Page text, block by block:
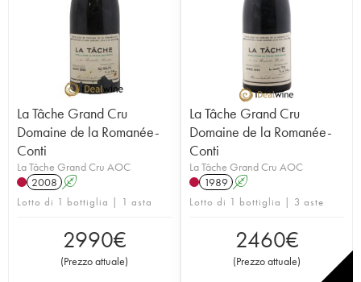
La Tâche Grand Cru
Domaine de la Romanée-
Conti
La Tâche Grand Cru AOC
2008 A
Lotto di 1 bottiglia | 1 asta
2990€
(Prezzo attuale)
La Tâche Grand Cru
Domaine de la Romanée-
Conti
La Tâche Grand Cru AOC
1989 A
Lotto di 1 bottiglia | 3 aste
2460€
(Prezzo attuale)